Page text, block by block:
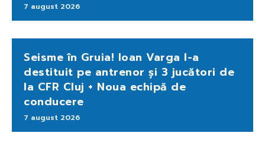
7 august 2026
Seisme în Gruia! Ioan Varga l-a
destituit pe antrenor și 3 jucători de
la CFR Cluj + Noua echipă de
conducere
7 august 2026